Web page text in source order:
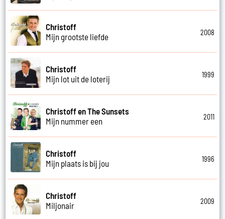
Christoff
Mijn grootste liefde
2008
Christoff
Mijn lot uit de loterij
1999
Christoff en The Sunsets
Mijn nummer een
2011
Christoff
Mijn plaats is bij jou
1996
Christoff
Miljonair
2009